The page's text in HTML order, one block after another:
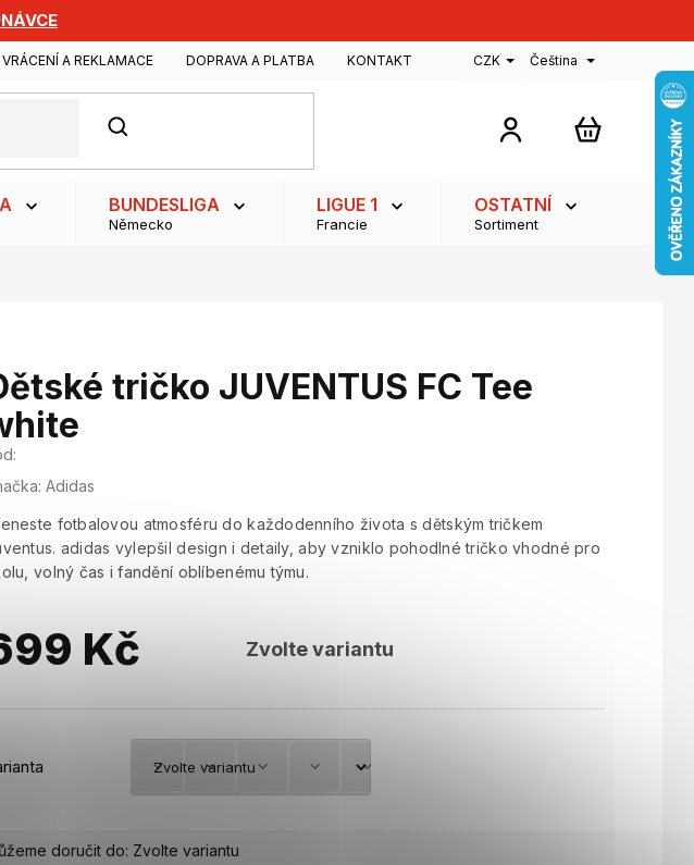
VRÁCENÍ A REKLAMACE DOPRAVA A PLATBA KONTAKT CZK Čeština
HLEDAT
NÁKUPNÍ
BUNDESLIGA
Německo
LIGUE 1
Francie
OSTATNÍ
Sortiment
tričko JUVENTUS FC Tee
Adidas
fotbalovou atmosféru do každodenního života s dětským tričkem
adidas vylepšil design i detaily, aby vzniklo pohodlné tričko vhodné pro
volný čas i fandění oblíbenému týmu.
Kč Zvolte variantu
doručit do: Zvolte variantu